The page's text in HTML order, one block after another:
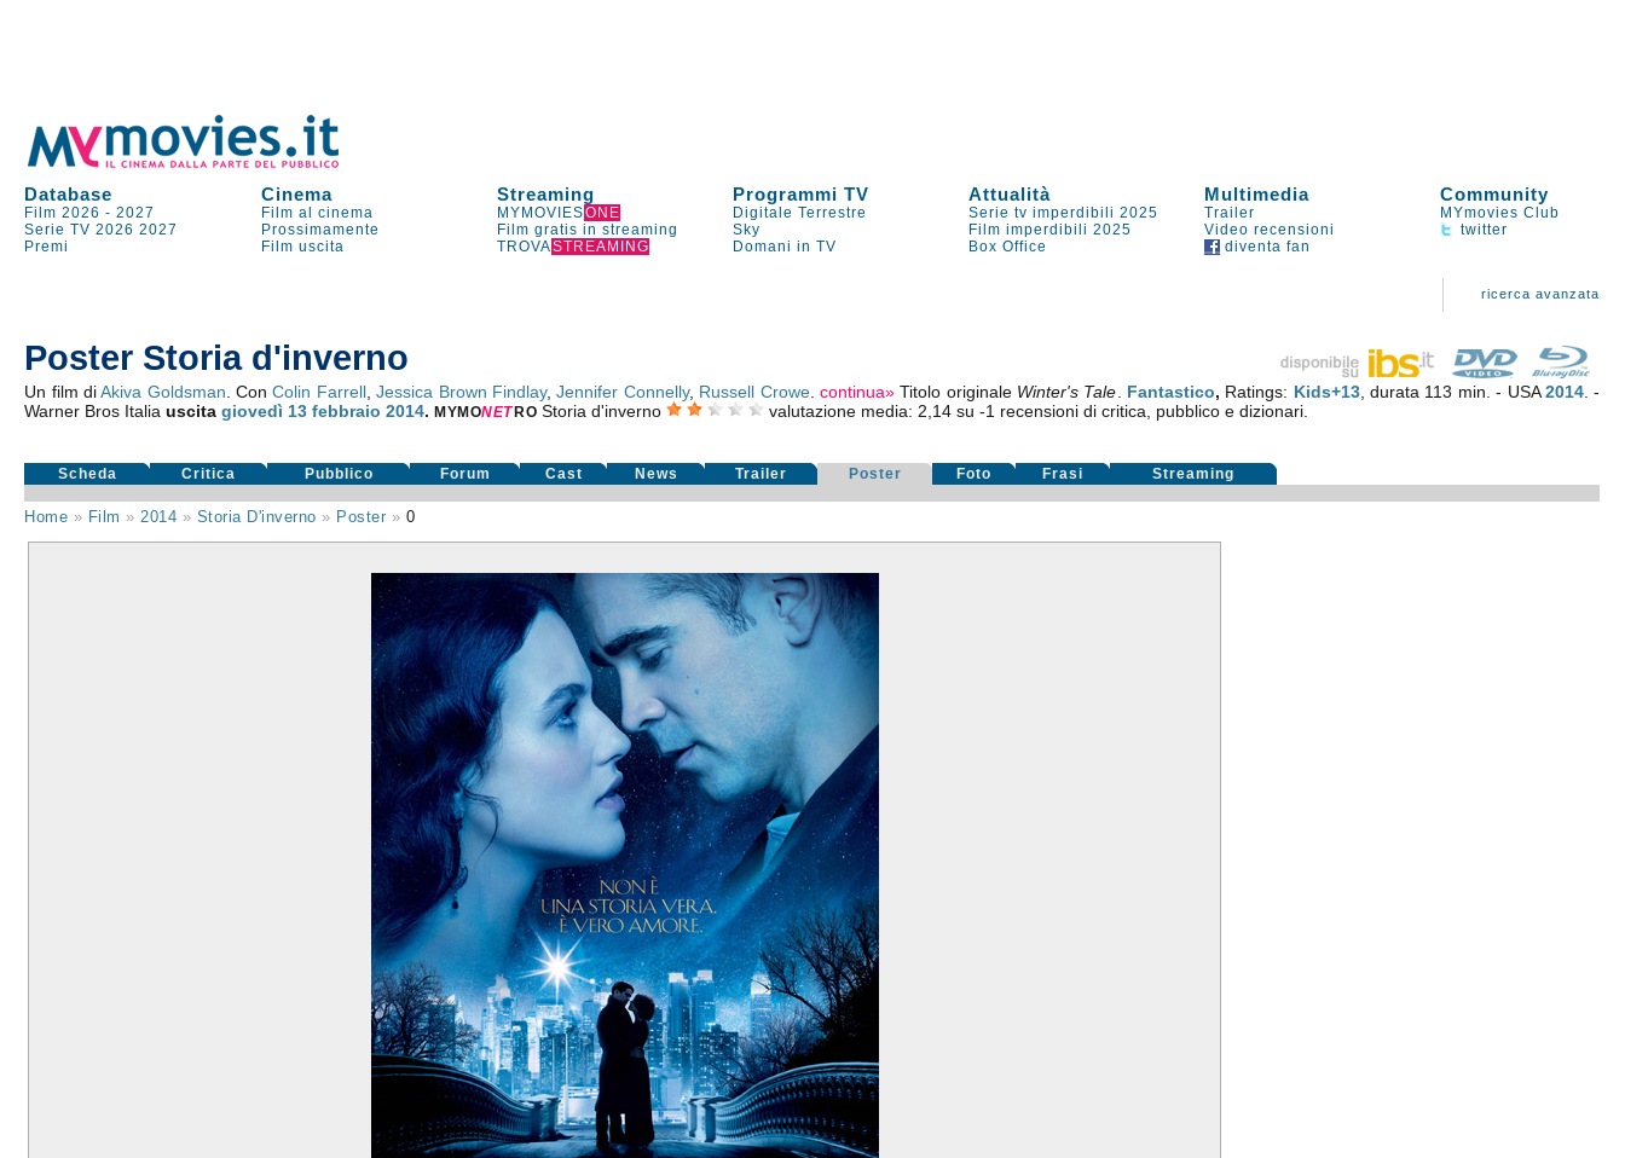
Database Cinema Streaming Programmi TV Attualità Multimedia Community
Film 2026 -2027 Film al cinema MYMOVIESONE Digitale Terrestre Serie tv imperdibili 2025 Trailer
MYmovies Club
Serie TV 2026 2027 Prossimamente Film gratis in streaming Sky Film imperdibili 2025 Video recensioni
twitter
Premi
Film uscita TROVASTREAMING Domani in TV Box Office diventa fan
ricerca avanzata
Poster Storia d'inverno
Un film diAkiva Goldsman . ConColin Farrell,Jessica Brown Findlay,Jennifer Connelly, Russell Crowe. continua» Titolo originale Winter's Tale Fantastico, Ratings: Kids+13, durata 113 min. - USA2014. -
Warner Bros Italiauscitagiovedì 13 febbraio 2014.MYMONET RO Storia d'inverno valutazione media: 2,14 su -1 recensioni di critica, pubblico e dizionari.
Scheda Critica Pubblico Forum Cast News Trailer Poster Foto Frasi Streaming
Home » Film » 2014 » Storia D'inverno » Poster » 0